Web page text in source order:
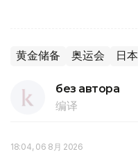
黄金储备 奥运会 日本
без автора
编译
18:04, 06 8月 2026